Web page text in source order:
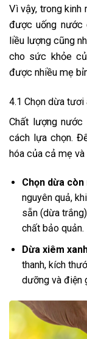
Vì vậy, trongkinh
được uống nước
liều lượng cũng
cho sức khỏe
được nhiều mẹ
4.1 Chọn dừa tươi
Chất lượng
cách lựa chọn.
hóa của cả mẹ và
Chọn dừa
nguyên quả,
sẵn (dừa
chất bảo quản.
Dừa xiêm
thanh, kích
dưỡng và điện